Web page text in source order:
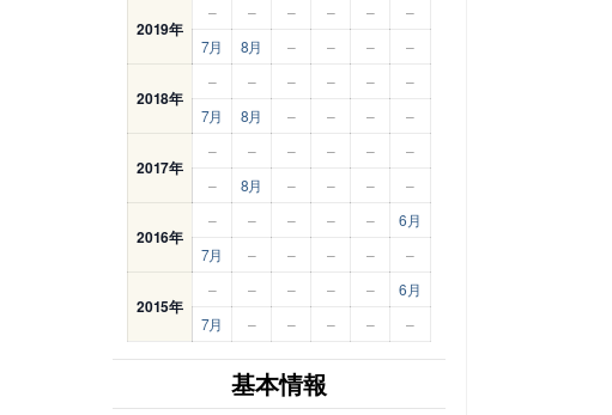
2019年
– – – – –
–
7月
8月 – – – –
2018年
– – – – –
–
7月
8月 – – – –
2017年
– – – – –
–
–
8月 – – – –
2016年
– – – – –
6月
7月
– – – – –
2015年
– – – – –
6月
7月
– – – – –
基本情報